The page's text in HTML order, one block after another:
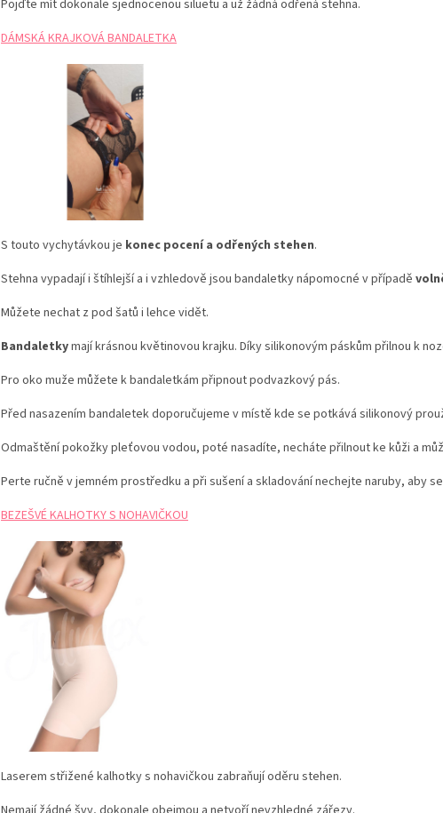
Pojďte mít dokonale sjednocenou siluetu a už žádná odřená stehna.
DÁMSKÁ KRAJKOVÁ BANDALETKA
S touto vychytávkou je konec pocení a odřených stehen.
Stehna vypadají i štíhlejší a i vzhledově jsou bandaletky nápomocné v případě
Můžete nechat z pod šatů i lehce vidět.
Bandaletkymají krásnou květinovou krajku. Díky silikonovým páskům přilnou k
Pro oko muže můžete k bandaletkám připnout podvazkový pás.
Před nasazením bandaletek doporučujeme v místě kde se potkává silikonový
Odmaštění pokožky pleťovou vodou, poté nasadíte, necháte přilnout ke kůži a
Perte ručně v jemném prostředku a při sušení a skladování nechejte naruby, aby
BEZEŠVÉ KALHOTKY S NOHAVIČKOU
Laserem střižené kalhotky s nohavičkou zabraňují oděru stehen.